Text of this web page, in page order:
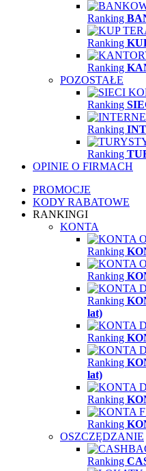
Ranking
Ranking
Ranking
POZOSTAŁE
Ranking
Ranking
Ranking
OPINIE O FIRMACH
PROMOCJE
KODY RABATOWE
RANKINGI
KONTA
Ranking
Ranking
Ranking
lat)
Ranking
Ranking
lat)
Ranking
Ranking
OSZCZĘDZANIE
Ranking